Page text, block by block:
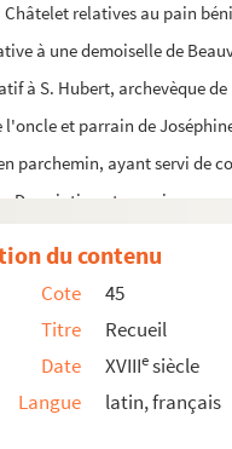
Châtelet relatives au pain
à une demoiselle de
à S. Hubert, archevèque
l'oncle et parrain de
parchemin, ayant servi de
« Description et
du contenu
Cote
45
Titre
Recueil
Date
XVIIIesiècle
Langue
latin, français